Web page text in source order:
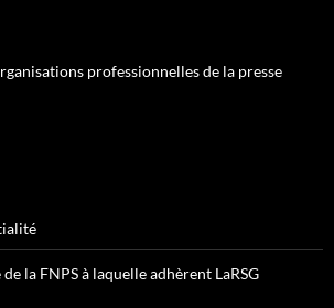
professionnelles de la presse
la FNPS à laquelle adhèrent LaRSG